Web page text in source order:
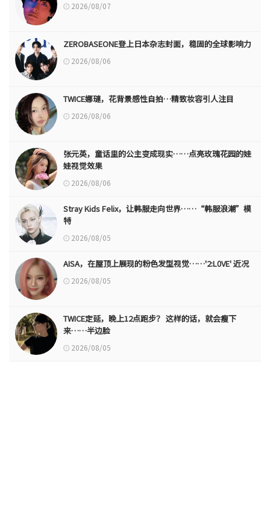
2026/08/07
ZEROBASEONE登上日本杂志封面，稳固的全球影响力
2026/08/06
TWICE娜璉，花背景感性自拍…精致妆容引人注目
2026/08/06
张元英，童话里的公主变成现实……点亮玫瑰花园的娃
娃视觉效果
2026/08/06
Stray Kids Felix，让韩服走向世界……“韩服浪潮”模
特
2026/08/05
AISA，在屋顶上展现的粉色发型视觉……'2:L0VE' 近况
2026/08/05
TWICE定延，晚上12点跑步？ 这样的话，就会瘦下
来……半边脸
2026/08/05